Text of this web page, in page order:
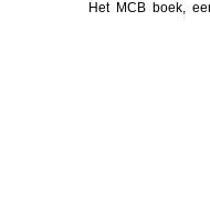
Het MCB boek,